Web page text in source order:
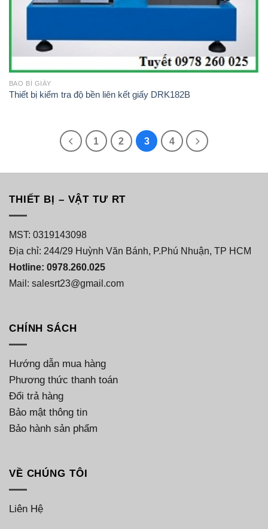
BAO BÌ GIẤY
Thiết bị kiểm tra độ bền liên kết giấy DRK182B
1 2 3 4
THIẾT BỊ – VẬT TƯ RT
MST: 0319143098
Địa chỉ: 244/29 Huỳnh Văn Bánh, P.Phú Nhuận, TP HCM
Hotline: 0978.260.025
Mail: salesrt23@gmail.com
CHÍNH SÁCH
Hướng dẫn mua hàng
Phương thức thanh toán
Đổi trả hàng
Bảo mật thông tin
Bảo hành sản phẩm
VỀ CHÚNG TÔI
Liên Hệ